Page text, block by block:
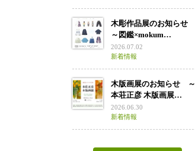
木彫作品展のお知らせ
～図鑑×mokum…
2026.07.02
新着情報
木版画展のお知らせ ～
本荘正彦 木版画展…
2026.06.30
新着情報